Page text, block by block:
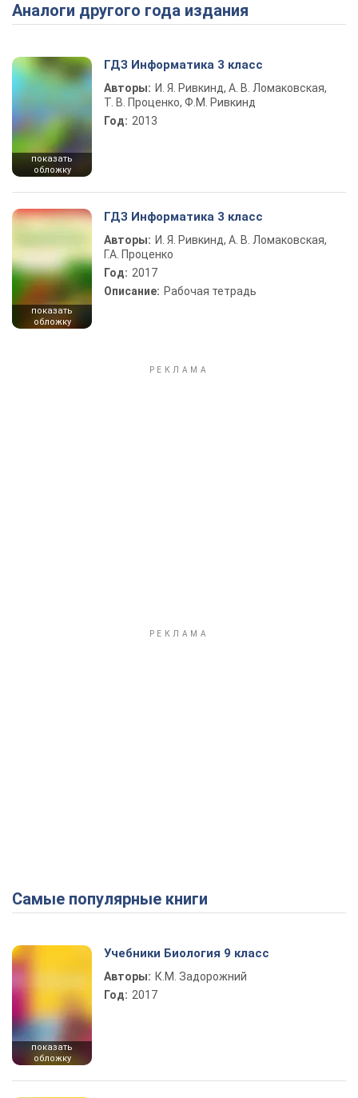
Play Video
Аналоги другого года издания
показать
обложку
ГДЗ Информатика 3 класс
Авторы: И. Я. Ривкинд, А. В. Ломаковская,
Т. В. Проценко, Ф.М. Ривкинд
Год: 2013
показать
обложку
ГДЗ Информатика 3 класс
Авторы: И. Я. Ривкинд, А. В. Ломаковская,
Г.А. Проценко
Год: 2017
Описание: Рабочая тетрадь
Самые популярные книги
показать
обложку
Учебники Биология 9 класс
Авторы: К.М. Задорожний
Год: 2017